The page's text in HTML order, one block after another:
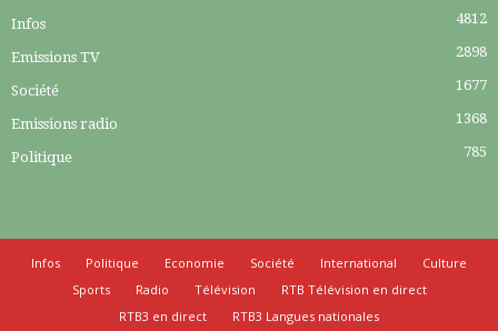
Infos 4812
Emissions TV 2898
Société 1677
Emissions radio 1368
Politique 785
Infos Politique Economie Société International
Culture
Sports
Radio Télévision
RTB Télévision en direct
RTB3 en direct
RTB3 Langues nationales